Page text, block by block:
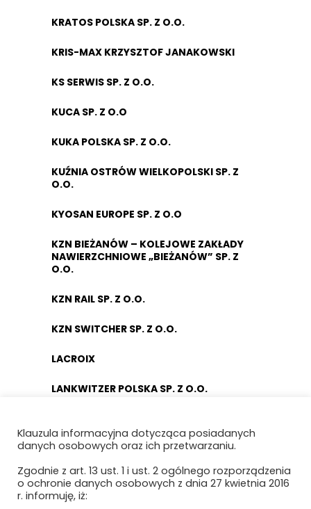
KRATOS POLSKA SP. Z O.O.
KRIS-MAX KRZYSZTOF JANAKOWSKI
KS SERWIS SP. Z O.O.
KUCA SP. Z O.O
KUKA POLSKA SP. Z O.O.
KUŹNIA OSTRÓW WIELKOPOLSKI SP. Z
O.O.
KYOSAN EUROPE SP. Z O.O
KZN BIEŻANÓW – KOLEJOWE ZAKŁADY
NAWIERZCHNIOWE „BIEŻANÓW” SP. Z
O.O.
KZN RAIL SP. Z O.O.
KZN SWITCHER SP. Z O.O.
LACROIX
LANKWITZER POLSKA SP. Z O.O.
LDZ RITOSA SASTAVA SERVISS
LEDATEL SP. Z O.O. I WSPÓLNICY SP. K.
Klauzula informacyjna dotycząca posiadanych
danych osobowych oraz ich przetwarzaniu.
Zgodnie z art. 13 ust. 1 i ust. 2 ogólnego rozporządzenia
o ochronie danych osobowych z dnia 27 kwietnia 2016
r. informuję, iż: